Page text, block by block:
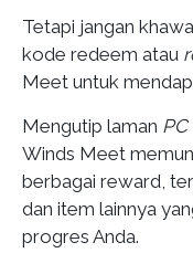
Tetapi jangan
kode redeem atau
Meet untuk
Mengutip laman PC
Winds Meet
berbagai reward,
dan item lainnya
progres Anda.